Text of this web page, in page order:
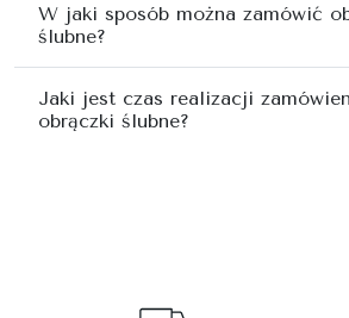
W jaki sposób można zamówić
ślubne?
Jaki jest czas realizacji
obrączki ślubne?